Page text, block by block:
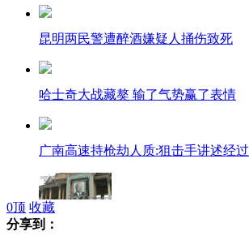
昆明两民警遭醉酒嫌疑人捅伤致死
哈士奇大战藏獒 输了气势赢了表情
广南高速持枪劫人质:狙击手讲述经过
金边王宫挂起西哈努克巨幅画像
0顶 收藏
分享到：